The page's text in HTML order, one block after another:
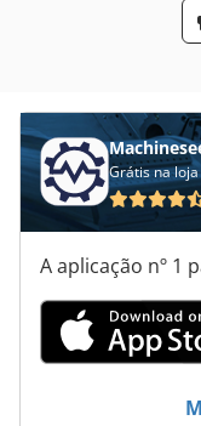
Áreas De
Grátis na loja
A aplicação nº 1